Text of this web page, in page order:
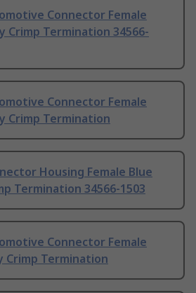
Connector Female
Crimp Termination 34566-
Connector Female
Crimp Termination
Housing Female Blue
Termination 34566-1503
Connector Female
Crimp Termination